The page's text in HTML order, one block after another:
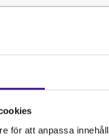
för att anpassa
Pressrum